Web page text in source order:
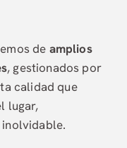
de amplios
, gestionados por
calidad que
lugar,